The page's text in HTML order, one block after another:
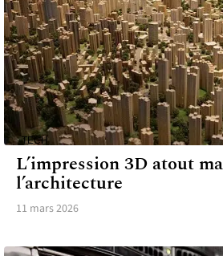
TECH
L’impression 3D atout
l’architecture
11 mars 2026